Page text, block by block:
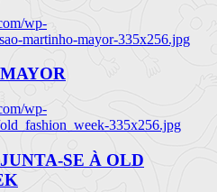
wp-
martinho-mayor-335x256.jpg
wp-
335x256.jpg
SE À OLD